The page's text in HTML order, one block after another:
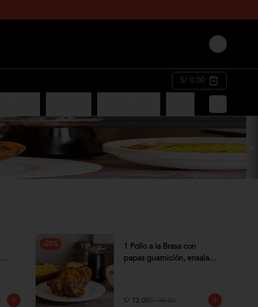
Login
S/ 0.00
-20%
1 Pollo a la Brasa con
papas guarnición, ensalada
S/ 72.00S/ 90.00